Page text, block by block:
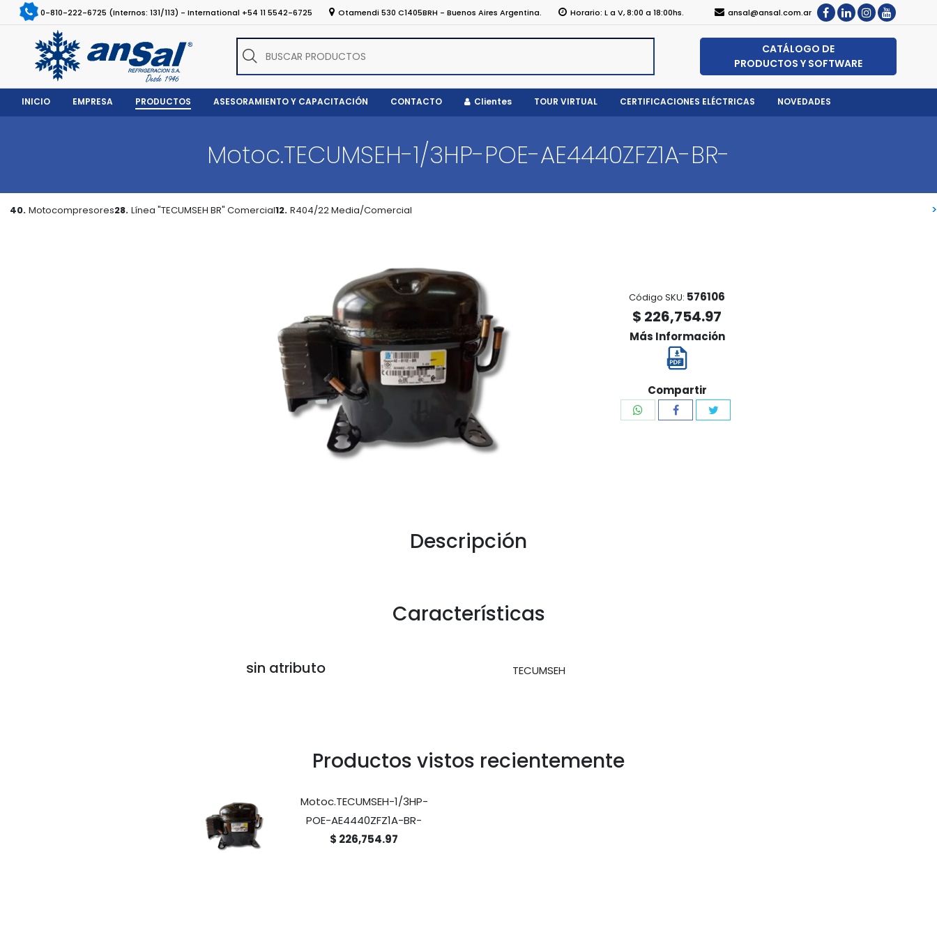
0-810-222-6725 (Internos: 131/113) - International +54 11 5542-6725 Otamendi 530 C1405BRH - Buenos Aires Argentina. Horario: L a V, 8:00 a 18:00hs. ansal@ansal.com.ar
CATÁLOGO DE
PRODUCTOS Y SOFTWARE
INICIO EMPRESA PRODUCTOS ASESORAMIENTO Y CAPACITACIÓN CONTACTO Clientes TOUR VIRTUAL CERTIFICACIONES ELÉCTRICAS NOVEDADES
Motoc.TECUMSEH-1/3HP-POE-AE4440ZFZ1A-BR-
40. Motocompresores >
28. Línea "TECUMSEH BR" Comercial >
12. R404/22 Media/Comercial
Código SKU: 576106
$ 226,754.97
Más Información
Compartir
Descripción
Características
sin atributo TECUMSEH
Productos vistos recientemente
Motoc.TECUMSEH-1/3HP-
POE-AE4440ZFZ1A-BR-
$ 226,754.97